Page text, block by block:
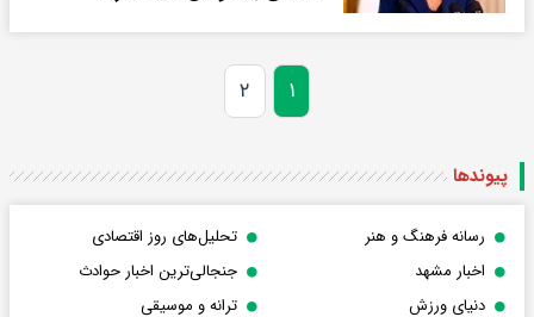
۱ ۲
پیوندها
رسانه فرهنگ و هنر
تحلیل‌های روز اقتصادی
اخبار مشهد
جنجالی‌ترین اخبار حوادث
دنیای ورزش
ترانه و موسیقی